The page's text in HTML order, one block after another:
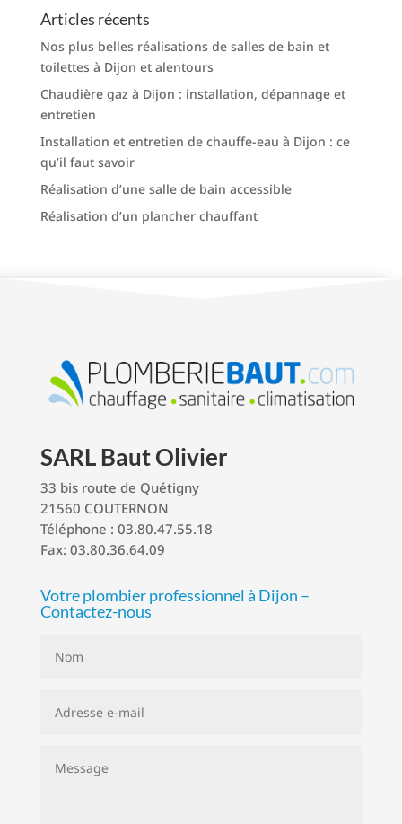
Articles récents
Nos plus belles réalisations de salles de bain et
toilettes à Dijon et alentours
Chaudière gaz à Dijon : installation, dépannage et
entretien
Installation et entretien de chauffe-eau à Dijon : ce
qu’il faut savoir
Réalisation d’une salle de bain accessible
Réalisation d’un plancher chauffant
SARL Baut Olivier
33 bis route de Quétigny
21560 COUTERNON
Téléphone : 03.80.47.55.18
Fax: 03.80.36.64.09
Votre plombier professionnel à Dijon –
Contactez-nous